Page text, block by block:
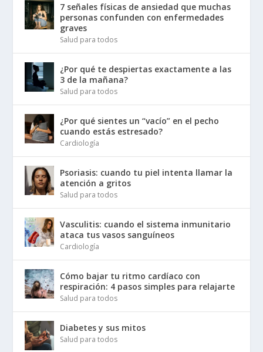
7 señales físicas de ansiedad que muchas
personas confunden con enfermedades
graves
Salud para todos
¿Por qué te despiertas exactamente a las
3 de la mañana?
Salud para todos
¿Por qué sientes un “vacío” en el pecho
cuando estás estresado?
Cardiología
Psoriasis: cuando tu piel intenta llamar la
atención a gritos
Salud para todos
Vasculitis: cuando el sistema inmunitario
ataca tus vasos sanguíneos
Cardiología
Cómo bajar tu ritmo cardíaco con
respiración: 4 pasos simples para relajarte
Salud para todos
Diabetes y sus mitos
Salud para todos